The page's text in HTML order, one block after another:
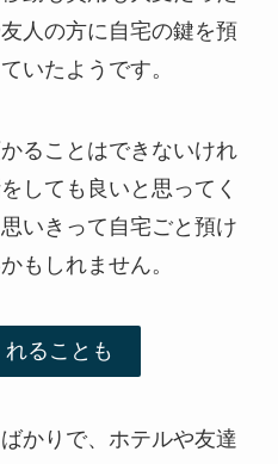
人の方に自宅の鍵を預
いたようです。
ることはできないけれ
しても良いと思ってく
いきって自宅ごと預け
もしれません。
ることも
かりで、ホテルや友達